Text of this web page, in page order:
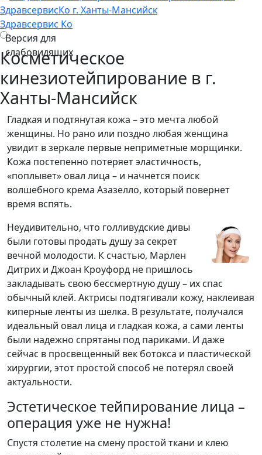
Здравсервис Ко
Версия для
слабовидящих
Косметическое
кинезиотейпирование в г.
Ханты-Мансийск
Гладкая и подтянутая кожа – это мечта любой
женщины. Но рано или поздно любая женщина
увидит в зеркале первые неприметные морщинки.
Кожа постепенно потеряет эластичность,
«поплывет» овал лица – и начнется поиск
волшебного крема Азазелло, который повернет
время вспять.
Неудивительно, что голливудские дивы
были готовы продать душу за секрет
вечной молодости. К счастью, Марлен
Дитрих и Джоан Кроуфорд не пришлось
закладывать свою бессмертную душу – их спас
обычный клей. Актрисы подтягивали кожу, наклеивая
киперные ленты из шелка. В результате, получался
идеальный овал лица и гладкая кожа, а сами ленты
были надежно спрятаны под париками. И даже
сейчас в просвещенный век ботокса и пластической
хирургии, этот простой способ не потерял своей
актуальности.
Эстетическое тейпирование лица –
операция уже не нужна!
Спустя столетие на смену простой ткани и клею